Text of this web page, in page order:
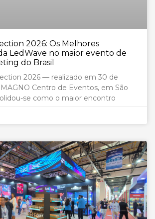
2026: Os Melhores
LedWave no maior evento de
do Brasil
2026 — realizado em 30 de
Centro de Eventos, em São
se como o maior encontro